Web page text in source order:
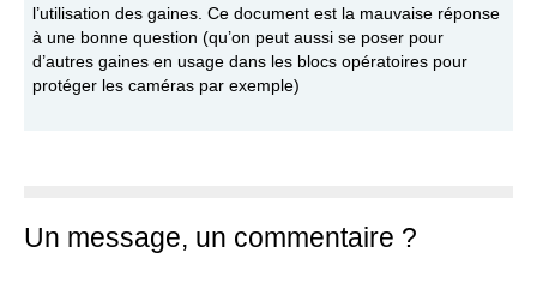
l’utilisation des gaines. Ce document est la mauvaise réponse
à une bonne question (qu’on peut aussi se poser pour
d’autres gaines en usage dans les blocs opératoires pour
protéger les caméras par exemple)
Un message, un commentaire ?